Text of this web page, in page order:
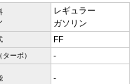
レギュラー
ガソリン
FF
ーボ） -
-